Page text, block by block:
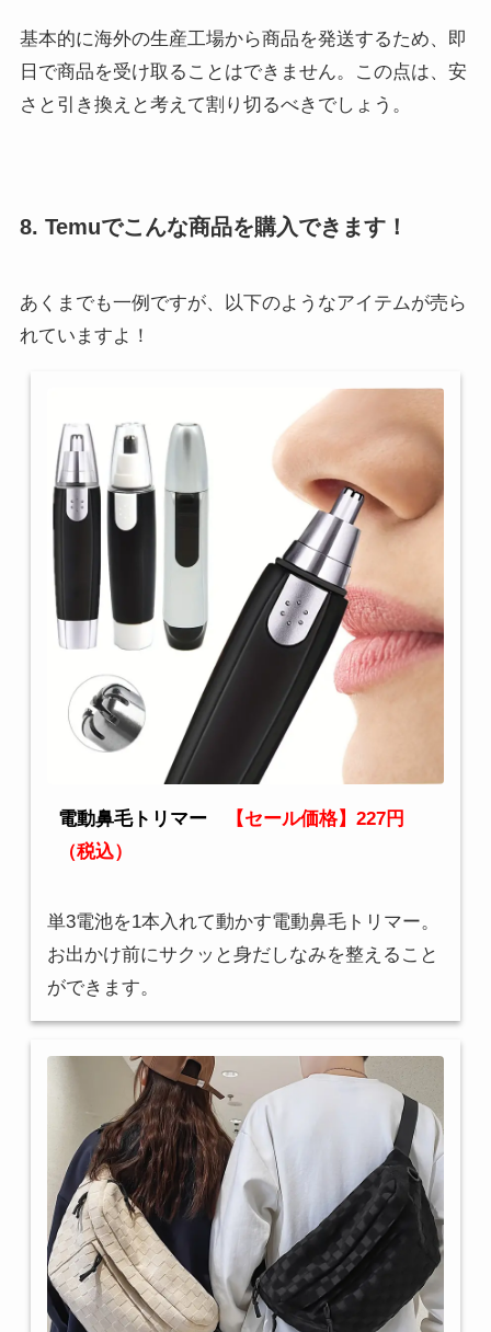
基本的に海外の生産工場から商品を発送するため、即
日で商品を受け取ることはできません。この点は、安
さと引き換えと考えて割り切るべきでしょう。
8. Temuでこんな商品を購入できます！
あくまでも一例ですが、以下のようなアイテムが売ら
れていますよ！
電動鼻毛トリマー
【セール価格】227円
（税込）
単3電池を1本入れて動かす電動鼻毛トリマー。
お出かけ前にサクッと身だしなみを整えること
ができます。